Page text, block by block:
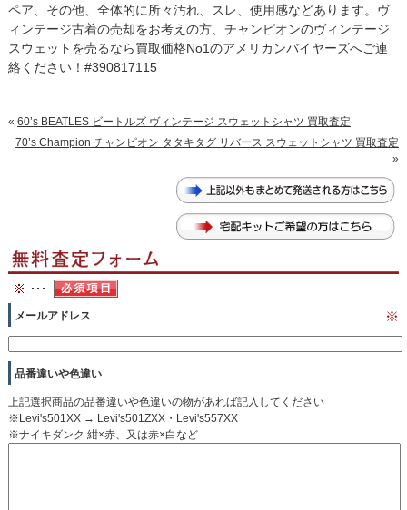
ペア、その他、全体的に所々汚れ、スレ、使用感などあります。ヴ
ィンテージ古着の売却をお考えの方、チャンピオンのヴィンテージ
スウェットを売るなら買取価格No1のアメリカンバイヤーズへご連
絡ください！#390817115
« 60’s BEATLES ビートルズ ヴィンテージ スウェットシャツ 買取査定
70’s Champion チャンピオン タタキタグ リバース スウェットシャツ 買取査定
»
メールアドレス ※
品番違いや色違い
上記選択商品の品番違いや色違いの物があれば記入してください
※Levi's501XX → Levi's501ZXX・Levi's557XX
※ナイキダンク 紺×赤、又は赤×白など